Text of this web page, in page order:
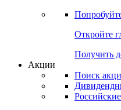
Откройте
Получить
Акции
Поиск